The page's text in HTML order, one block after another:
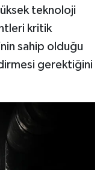
teknoloji
kritik
sahip olduğu
gerektiğini